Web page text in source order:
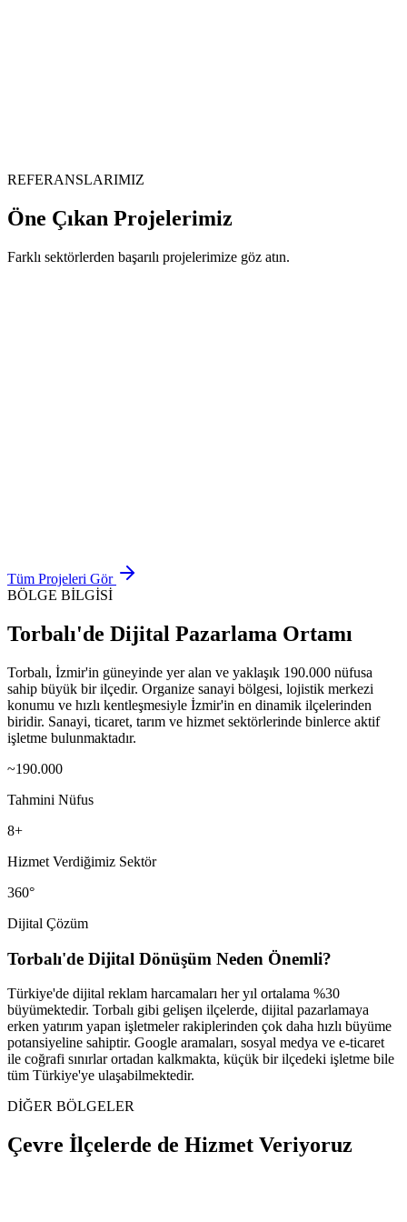
REFERANSLARIMIZ
Öne Çıkan Projelerimiz
Farklı sektörlerden başarılı projelerimize göz atın.
Tüm Projeleri Gör
BÖLGE BİLGİSİ
Torbalı'de Dijital Pazarlama Ortamı
Torbalı, İzmir'in güneyinde yer alan ve yaklaşık 190.000 nüfusa
sahip büyük bir ilçedir. Organize sanayi bölgesi, lojistik merkezi
konumu ve hızlı kentleşmesiyle İzmir'in en dinamik ilçelerinden
biridir. Sanayi, ticaret, tarım ve hizmet sektörlerinde binlerce aktif
işletme bulunmaktadır.
~190.000
Tahmini Nüfus
8+
Hizmet Verdiğimiz Sektör
360°
Dijital Çözüm
Torbalı'de Dijital Dönüşüm Neden Önemli?
Türkiye'de dijital reklam harcamaları her yıl ortalama %30
büyümektedir. Torbalı gibi gelişen ilçelerde, dijital pazarlamaya
erken yatırım yapan işletmeler rakiplerinden çok daha hızlı büyüme
potansiyeline sahiptir. Google aramaları, sosyal medya ve e-ticaret
ile coğrafi sınırlar ortadan kalkmakta, küçük bir ilçedeki işletme bile
tüm Türkiye'ye ulaşabilmektedir.
DİĞER BÖLGELER
Çevre İlçelerde de Hizmet Veriyoruz